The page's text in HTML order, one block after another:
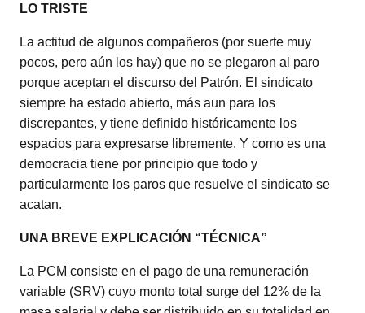
LO TRISTE
La actitud de algunos compañeros (por suerte muy
pocos, pero aún los hay) que no se plegaron al paro
porque aceptan el discurso del Patrón. El sindicato
siempre ha estado abierto, más aun para los
discrepantes, y tiene definido históricamente los
espacios para expresarse libremente. Y como es una
democracia tiene por principio que todo y
particularmente los paros que resuelve el sindicato se
acatan.
UNA BREVE EXPLICACIÓN “TÉCNICA”
La PCM consiste en el pago de una remuneración
variable (SRV) cuyo monto total surge del 12% de la